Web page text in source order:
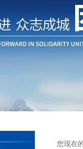
您现在